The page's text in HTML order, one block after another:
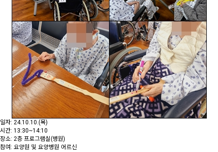
일자: 24.10.10.(목)
시간: 13:30~14:10
장소: 2층 프로그램실(병원)
참여: 요양원 및 요양병원 어르신